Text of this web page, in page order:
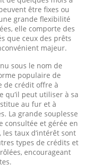
être fixes ou
grande flexibilité
elle comporte des
que ceux des prêts
majeur.
sous le nom de
populaire de
de crédit offre à
qu’il peut utiliser à sa
au fur et à
La grande souplesse
consultée et gérée en
taux d’intérêt sont
types de crédits et
encourageant